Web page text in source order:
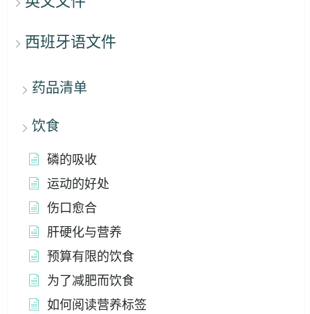
西班牙语文件
药品清单
饮食
磷的吸收
运动的好处
伤口愈合
肝硬化与营养
预算有限的饮食
为了减肥而饮食
如何阅读营养标签